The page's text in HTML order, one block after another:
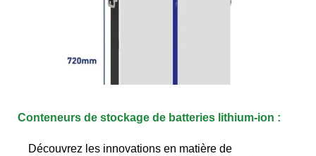
Conteneurs de stockage de batteries lithium-ion :
Découvrez les innovations en matière de